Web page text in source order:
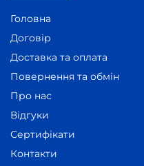
Головна
Договір
Доставка та оплата
Повернення та обмін
Про нас
Відгуки
Сертифікати
Контакти